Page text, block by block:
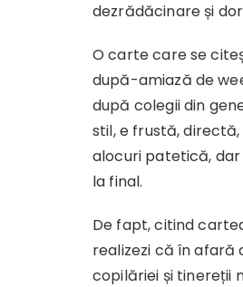
dezrădăcinare și
O carte care se
după-amiază de
după colegii din
stil, e frustă,
alocuri patetică,
la final.
De fapt, citind
realizezi că în afară
copilăriei și tinereții